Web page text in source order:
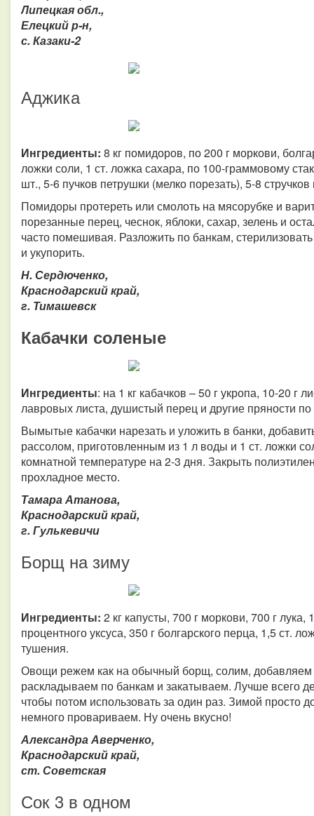
Липецкая обл.,
Елецкий р-н,
с. Казаки-2
Аджика
Ингредиенты: 8 кг помидоров, по 200 г моркови,
ложки соли, 1 ст. ложка сахара, по 100-граммовому
шт., 5-6 пучков петрушки (мелко порезать), 5-8
Помидоры протереть или смолоть на мясорубке и
порезанные перец, чеснок, яблоки, сахар, зелень и
часто помешивая. Разложить по банкам, стерилизовать
и укупорить.
Н. Сердюченко,
Краснодарский край,
г. Тимашевск
Кабачки соленые
Ингредиенты: на 1 кг кабачков – 50 г укропа, 10-20 г
лавровых листа, душистый перец и другие пряности
Вымытые кабачки нарезать и уложить в банки,
рассолом, приготовленным из 1 л воды и 1 ст. ложки
комнатной температуре на 2-3 дня. Закрыть
прохладное место.
Тамара Атанова,
Краснодарский край,
г. Гулькевичи
Борщ на зиму
Ингредиенты: 2 кг капусты, 700 г моркови, 700 г
процентного уксуса, 350 г болгарского перца, 1,5 ст.
тушения.
Овощи режем как на обычный борщ, солим, добавляем
раскладываем по банкам и закатываем. Лучше всего
чтобы потом использовать за один раз. Зимой просто
немного провариваем. Ну очень вкусно!
Александра Аверченко,
Краснодарский край,
ст. Советская
Сок 3 в одном